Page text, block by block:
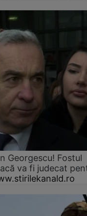
Georgescu! Fostul
va fi judecat